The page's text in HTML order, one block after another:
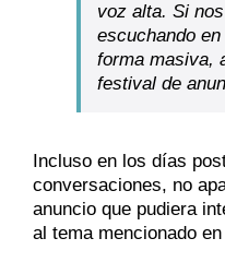
voz alta. Si
escuchando
forma masiva,
festival de
Incluso en los días
conversaciones, no
anuncio que pudiera
al tema mencionado